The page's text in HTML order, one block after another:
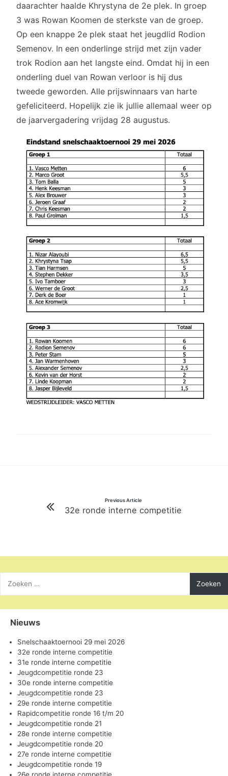
daarachter haalde Khrystyna de 2e plek. In groep
3 was Rowan Koomen de sterkste van de groep.
Op een knappe 2e plek staat het jeugdlid Rodion
Semenov. In een onderlinge strijd met zijn vader
trok Rodion aan het langste eind. Omdat hij in een
onderling duel van Rowan verloor is hij dus
tweede geworden. Alle prijswinnaars van harte
gefeliciteerd. Hopelijk zie ik jullie allemaal weer op
de jaarvergadering vrijdag 28 augustus.
navigatie
Previous Article
32e ronde interne competitie
naar:
Nieuws
Snelschaaktoernooi 29 mei 2026
32e ronde interne competitie
31e ronde interne competitie
Jeugdcompetitie ronde 23
30e ronde interne competitie
Jeugdcompetitie ronde 23
29e ronde interne competitie
Rapidcompetitie ronde 16 t/m 20
Jeugdcompetitie ronde 21
28e ronde interne competitie
Jeugdcompetitie ronde 20
27e ronde interne competitie
Jeugdcompetitie ronde 19